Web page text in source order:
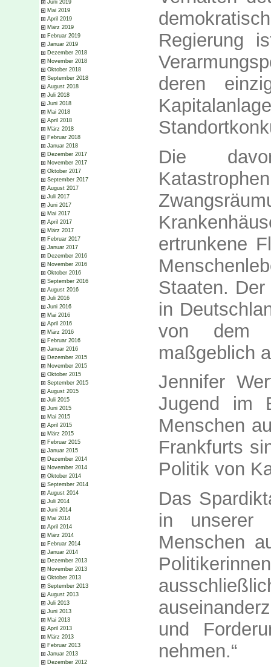
Juni 2019
Mai 2019
April 2019
März 2019
Februar 2019
Januar 2019
Dezember 2018
November 2018
Oktober 2018
September 2018
August 2018
Juli 2018
Juni 2018
Mai 2018
April 2018
März 2018
Februar 2018
Januar 2018
Dezember 2017
November 2017
Oktober 2017
September 2017
August 2017
Juli 2017
Juni 2017
Mai 2017
April 2017
März 2017
Februar 2017
Januar 2017
Dezember 2016
November 2016
Oktober 2016
September 2016
August 2016
Juli 2016
Juni 2016
Mai 2016
April 2016
März 2016
Februar 2016
Januar 2016
Dezember 2015
November 2015
Oktober 2015
September 2015
August 2015
Juli 2015
Juni 2015
Mai 2015
April 2015
März 2015
Februar 2015
Januar 2015
Dezember 2014
November 2014
Oktober 2014
September 2014
August 2014
Juli 2014
Juni 2014
Mai 2014
April 2014
März 2014
Februar 2014
Januar 2014
Dezember 2013
November 2013
Oktober 2013
September 2013
August 2013
Juli 2013
Juni 2013
Mai 2013
April 2013
März 2013
Februar 2013
Januar 2013
Dezember 2012
Regierung
deren
Die
ertrunkene
Staaten.
in
von dem
maßgeblich
Jennifer
Jugend im
Menschen
Frankfurts
Politik von
Das
in unserer
Menschen
und
nehmen.“